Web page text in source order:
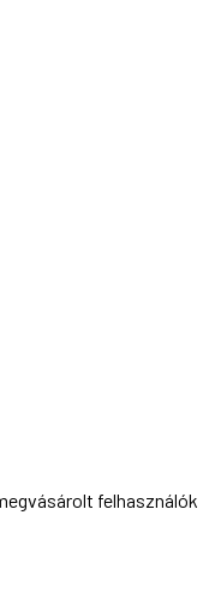
felhasználók